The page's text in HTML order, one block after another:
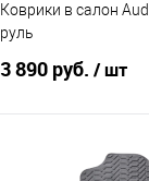
Коврики в салон
руль
3 890 руб. / шт